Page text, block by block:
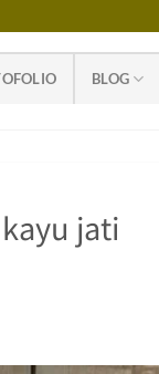
BLOG
jati